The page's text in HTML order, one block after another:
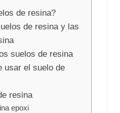
de resina?
de resina y las
suelos de resina
usar el suelo de
resina
epoxi